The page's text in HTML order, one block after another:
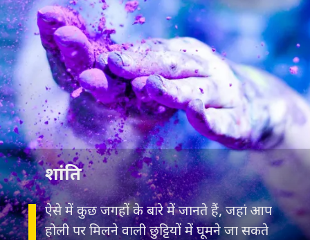
ऐसे में कुछ जगहों के बारे में जानते हैं, जहां आप
होली पर मिलने वाली छुट्टियों में घूमने जा सकते
शांति